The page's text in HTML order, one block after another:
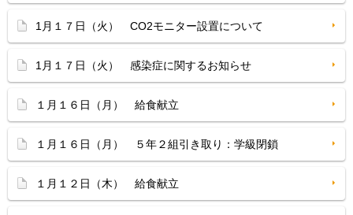
1月１７日（火） CO2モニター設置について
1月１７日（火） 感染症に関するお知らせ
１月１６日（月） 給食献立
１月１６日（月） ５年２組引き取り：学級閉鎖
１月１２日（木） 給食献立